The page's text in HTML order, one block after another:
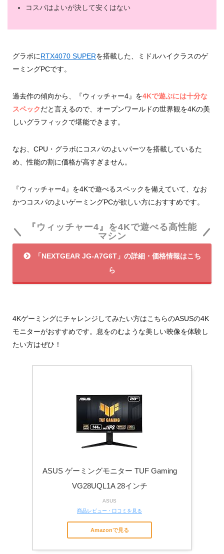
コスパはよいが決して安くはない
グラボにRTX4070 SUPERを搭載した、ミドルハイクラスのゲ
ーミングPCです。
過去作の傾向から、『ウィッチャー4』を4Kで遊ぶには十分な
スペックだと言えるので、オープンワールドの世界観を4Kの美
しいグラフィックで堪能できます。
なお、CPU・グラボにコスパのよいパーツを搭載しているた
め、性能の割に価格が高すぎません。
『ウィッチャー4』を4Kで遊べるスペックを備えていて、なお
かつコスパのよいゲーミングPCが欲しい方におすすめです。
『ウィッチャー4』を4Kで遊べる高性能
マシン
「NEXTGEAR JG-A7G6T」の詳細・価格情報はこち
ら
4Kゲーミングにチャレンジしてみたい方はこちらのASUSの4K
モニターがおすすめです。息をのむような美しい映像を体験し
たい方はぜひ！
ASUS ゲーミングモニター TUF Gaming
VG28UQL1A 28インチ
ASUS
商品レビュー・口コミを見る
Amazonで見る